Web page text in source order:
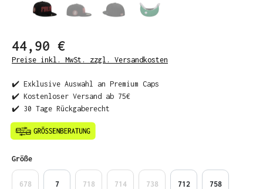
44,90 €
Preise inkl. MwSt. zzgl. Versandkosten
✔️ Exklusive Auswahl an Premium Caps
✔️ Kostenloser Versand ab 75€
✔️ 30 Tage Rückgaberecht
Größeauswählen
678 7 718 714 738 712 758